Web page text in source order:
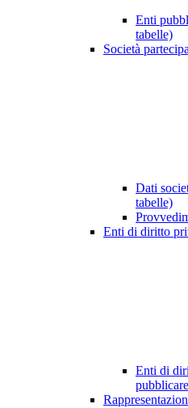
Enti
tabelle)
Società
Dati
tabelle)
Enti di diritto
Enti di